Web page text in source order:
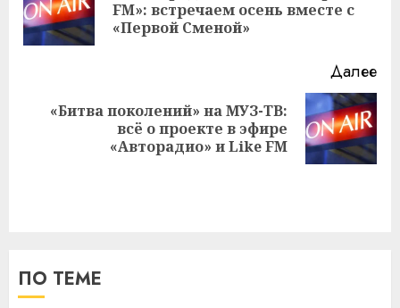
FM»: встречаем осень вместе с
«Первой Сменой»
Далее
Следующая
«Битва поколений» на МУЗ-ТВ:
всё о проекте в эфире
«Авторадио» и Like FM
ПО ТЕМЕ